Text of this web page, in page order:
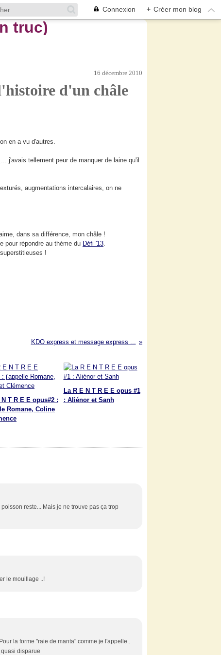
Connexion + Créer mon blog
16 décembre 2010
d'un châle
en a vu d'autres.
... j'avais tellement peur de manquer de laine qu'il
augmentations intercalaires, on ne
dans sa différence, mon châle !
pour répondre au thème du Défi '13.
!
KDO express et message express ...
N T R E E opus#2 :
Romane, Coline
La R E N T R E E opus #1
: Aliénor et Sanh
reste... Mais je ne trouve pas ça trop
le mouillage ..!
la forme "raie de manta" comme je l'appelle..
disparue